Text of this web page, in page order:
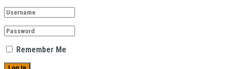
Remember Me